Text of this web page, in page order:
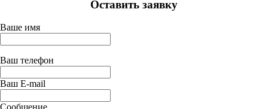
Оставить заявку
Ваше имя
Ваш телефон
Ваш E-mail